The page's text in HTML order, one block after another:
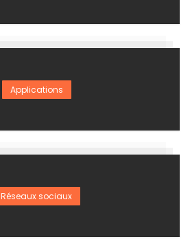
Applications
Réseaux sociaux